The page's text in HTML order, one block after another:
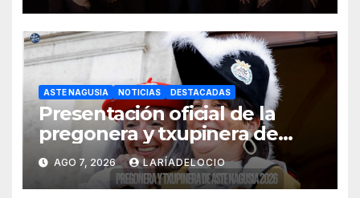
ASTE NAGUSIA NOTICIAS DESTACADAS
Presentación oficial de la
pregonera y txupinera de
Aste Nagusia 2026
AGO 7, 2026 LARÍADELOCIO